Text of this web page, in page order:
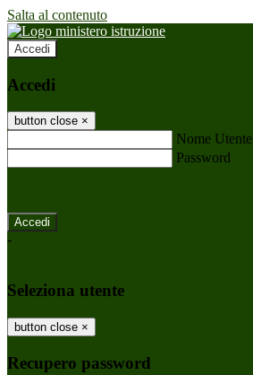
Salta al contenuto
Accedi
Accedi
button close ×
Nome Utente
Password
-
Seleziona utente
button close ×
Recupero password